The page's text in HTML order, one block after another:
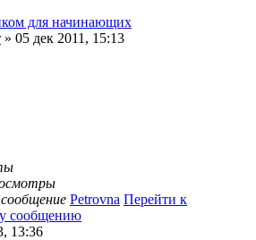
для начинающих
» 05 дек 2011, 15:13
Petrovna Перейти к
сообщению
13:36